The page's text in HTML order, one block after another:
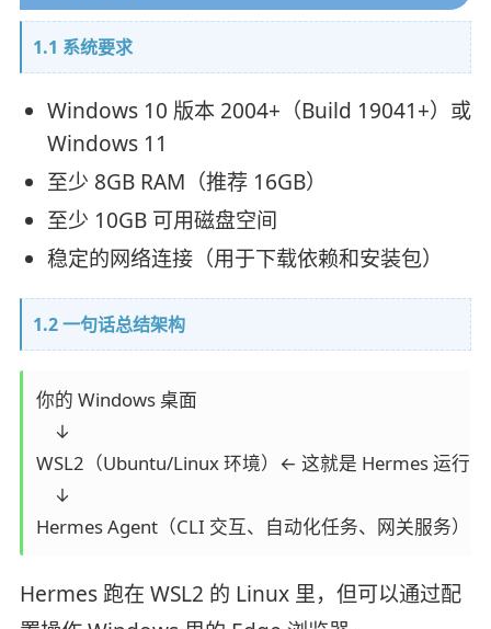
1.1 系统要求
Windows 10 版本 2004+（Build 19041+）或
Windows 11
至少 8GB RAM（推荐 16GB）
至少 10GB 可用磁盘空间
稳定的网络连接（用于下载依赖和安装包）
1.2 一句话总结架构
你的 Windows 桌面
    ↓
WSL2（Ubuntu/Linux 环境）← 这就是 Hermes 运行
    ↓
Hermes Agent（CLI 交互、自动化任务、网关服务）
Hermes 跑在 WSL2 的 Linux 里，但可以通过配